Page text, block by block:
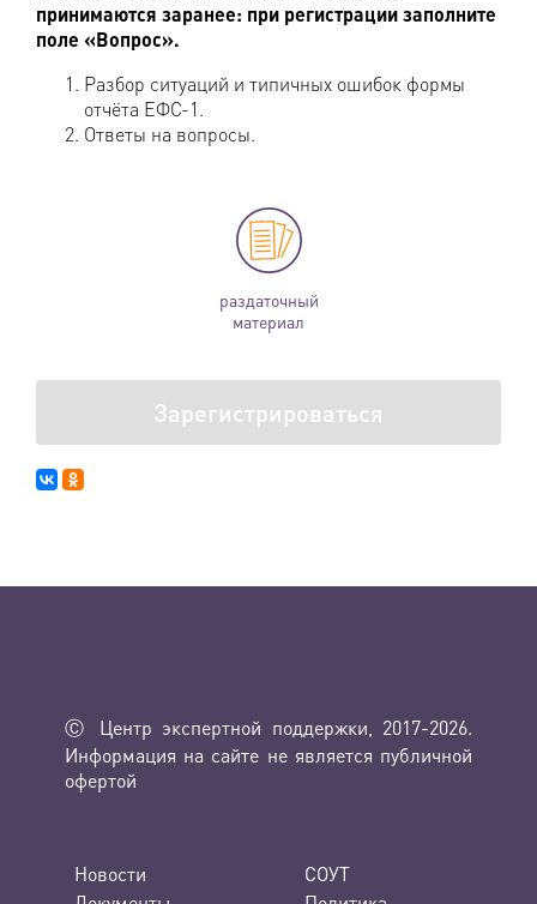
принимаются заранее: при регистрации заполните
поле «Вопрос».
Разбор ситуаций и типичных ошибок формы
отчёта ЕФС-1.
Ответы на вопросы.
раздаточный
материал
Зарегистрироваться
Ⓒ Центр экспертной поддержки, 2017-2026.
Информация на сайте не является публичной
офертой
Новости
СОУТ